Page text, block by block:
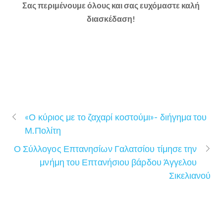
Σας περιμένουμε όλους και σας ευχόμαστε καλή
διασκέδαση!
«Ο κύριος με το ζαχαρί κοστούμι»- διήγημα του
Μ.Πολίτη
Ο Σύλλογος Επτανησίων Γαλατσίου τίμησε την
μνήμη του Επτανήσιου βάρδου Άγγελου
Σικελιανού